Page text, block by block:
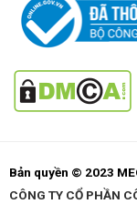
Bản quyền © 2023
CÔNG TY CỔ PHẦN